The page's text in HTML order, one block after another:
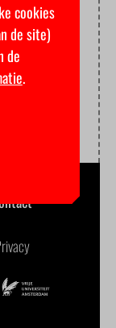
cookies
de site)
de
.